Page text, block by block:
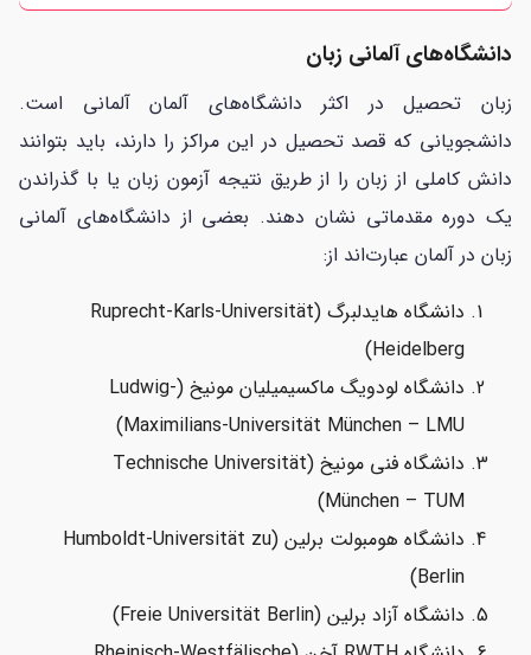
دانشگاه‌های آلمانی زبان
زبان تحصیل در اکثر دانشگاه‌های آلمان آلمانی است.
دانشجویانی که قصد تحصیل در این مراکز را دارند، باید بتوانند
دانش کاملی از زبان را از طریق نتیجه آزمون زبان یا با گذراندن
یک دوره مقدماتی نشان دهند. بعضی از دانشگاه‌های آلمانی
زبان در آلمان عبارت‌اند از:
دانشگاه هایدلبرگ (Ruprecht-Karls-Universität
Heidelberg)
دانشگاه لودویگ ماکسیمیلیان مونیخ (Ludwig-
Maximilians-Universität München – LMU)
دانشگاه فنی مونیخ (Technische Universität
München – TUM)
دانشگاه هومبولت برلین (Humboldt-Universität zu
Berlin)
دانشگاه آزاد برلین (Freie Universität Berlin)